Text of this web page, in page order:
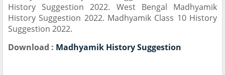
History Suggestion 2022. West Bengal Madhyamik
History Suggestion 2022. Madhyamik Class 10 History
Suggestion 2022.
Download : Madhyamik History Suggestion